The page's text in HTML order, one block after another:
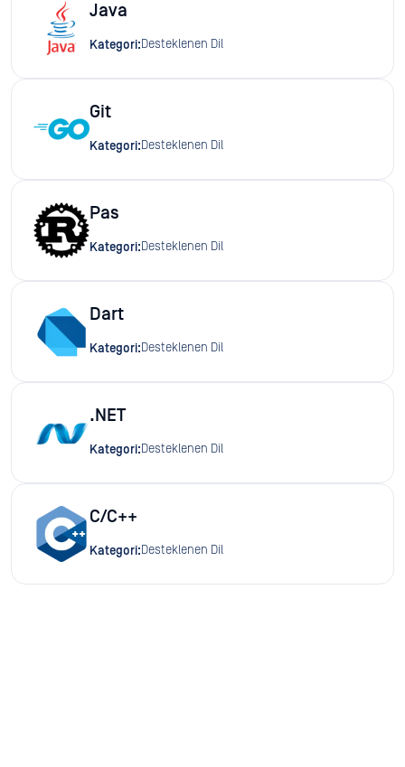
Java
Kategori:Desteklenen Dil
Git
Kategori:Desteklenen Dil
Pas
Kategori:Desteklenen Dil
Dart
Kategori:Desteklenen Dil
.NET
Kategori:Desteklenen Dil
C/C++
Kategori:Desteklenen Dil